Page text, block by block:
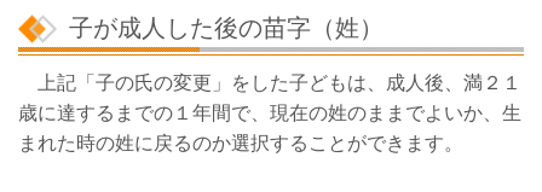
子が成人した後の苗字（姓）
上記「子の氏の変更」をした子どもは、成人後、満２１
歳に達するまでの１年間で、現在の姓のままでよいか、生
まれた時の姓に戻るのか選択することができます。